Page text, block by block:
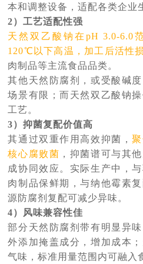
本和调整设备，适配各类企业
2）工艺适配性强
天然双乙酸钠 在pH 3.0-6.0
120℃以下高温，加工后活性
肉制品等主流食品品类。
其他天然防腐剂，或受酸碱
场景有限；而 天然双乙酸钠
工艺。
3）抑菌复配价值高
其通过双重作用高效抑菌 ，
核心腐败菌 ，抑菌谱可与其
成协同效应。实际生产中，与
肉制品保鲜期，与纳他霉素
源防腐剂复配可减少异味。
4）风味兼容性佳
部分天然防腐剂带有明显异
外添加掩盖成分，增加成本；
气味，标准用量范围内可融入